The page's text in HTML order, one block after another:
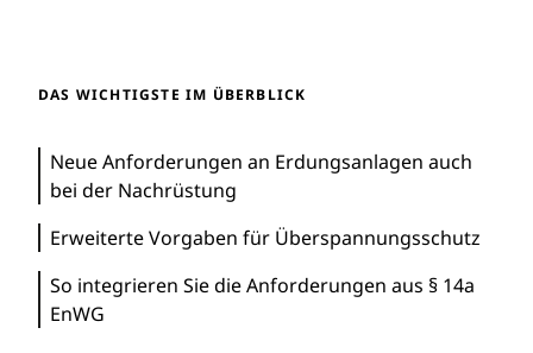
DAS WICHTIGSTE IM ÜBERBLICK
Neue Anforderungen an Erdungsanlagen auch
bei der Nachrüstung
Erweiterte Vorgaben für Überspannungsschutz
So integrieren Sie die Anforderungen aus § 14a
EnWG